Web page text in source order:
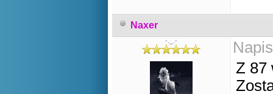
Naxer
-._.-
Z 87